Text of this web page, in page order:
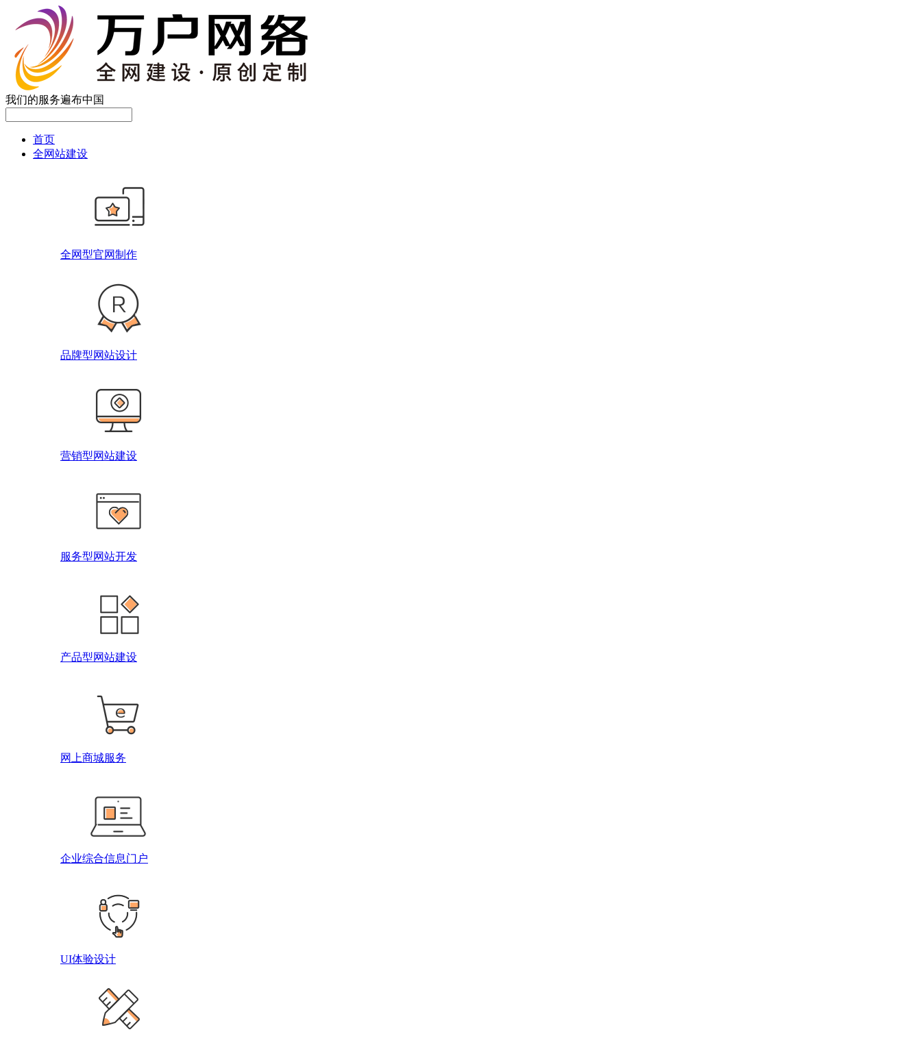
我们的服务遍布中国
首页
全网站建设
全网型官网制作
品牌型网站设计
营销型网站建设
服务型网站开发
产品型网站建设
网上商城服务
企业综合信息门户
UI体验设计